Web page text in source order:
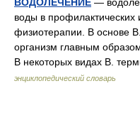
ВОДОЛЕЧЕНИЕ —
воды в
физиотерапии. В основе
организм главным
В некоторых видах В.
энциклопедический словарь